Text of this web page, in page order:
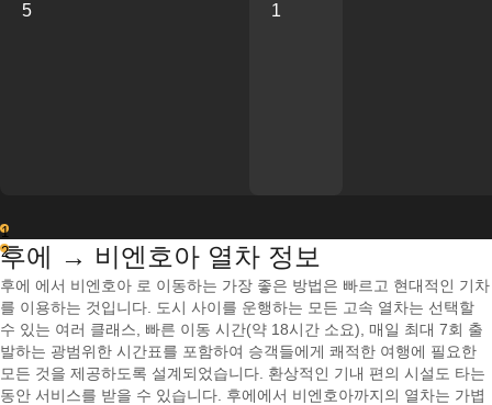
5 1
1
2
후에 → 비엔호아 열차 정보
후에 에서 비엔호아 로 이동하는 가장 좋은 방법은 빠르고 현대적인 기차
를 이용하는 것입니다. 도시 사이를 운행하는 모든 고속 열차는 선택할
수 있는 여러 클래스, 빠른 이동 시간(약 18시간 소요), 매일 최대 7회 출
발하는 광범위한 시간표를 포함하여 승객들에게 쾌적한 여행에 필요한
모든 것을 제공하도록 설계되었습니다. 환상적인 기내 편의 시설도 타는
동안 서비스를 받을 수 있습니다. 후에에서 비엔호아까지의 열차는 가볍